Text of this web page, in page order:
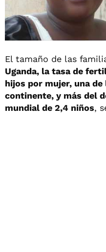
El tamaño de las
Uganda, la tasa de
hijos por mujer, una
continente, y más del
mundial de 2,4 niños,